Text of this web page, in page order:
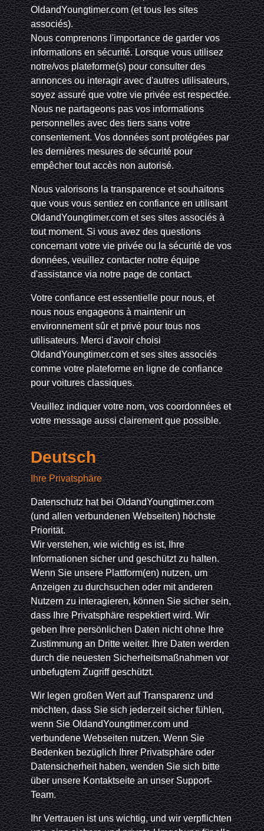
OldandYoungtimer.com (et tous les sites
associés).
Nous comprenons l'importance de garder vos
informations en sécurité. Lorsque vous utilisez
notre/vos plateforme(s) pour consulter des
annonces ou interagir avec d'autres utilisateurs,
soyez assuré que votre vie privée est respectée.
Nous ne partageons pas vos informations
personnelles avec des tiers sans votre
consentement. Vos données sont protégées par
les dernières mesures de sécurité pour
empêcher tout accès non autorisé.
Nous valorisons la transparence et souhaitons
que vous vous sentiez en confiance en utilisant
OldandYoungtimer.com et ses sites associés à
tout moment. Si vous avez des questions
concernant votre vie privée ou la sécurité de vos
données, veuillez contacter notre équipe
d'assistance via notre page de contact.
Votre confiance est essentielle pour nous, et
nous nous engageons à maintenir un
environnement sûr et privé pour tous nos
utilisateurs. Merci d'avoir choisi
OldandYoungtimer.com et ses sites associés
comme votre plateforme en ligne de confiance
pour voitures classiques.
Veuillez indiquer votre nom, vos coordonnées et
votre message aussi clairement que possible.
Deutsch
Ihre Privatsphäre
Datenschutz hat bei OldandYoungtimer.com
(und allen verbundenen Webseiten) höchste
Priorität.
Wir verstehen, wie wichtig es ist, Ihre
Informationen sicher und geschützt zu halten.
Wenn Sie unsere Plattform(en) nutzen, um
Anzeigen zu durchsuchen oder mit anderen
Nutzern zu interagieren, können Sie sicher sein,
dass Ihre Privatsphäre respektiert wird. Wir
geben Ihre persönlichen Daten nicht ohne Ihre
Zustimmung an Dritte weiter. Ihre Daten werden
durch die neuesten Sicherheitsmaßnahmen vor
unbefugtem Zugriff geschützt.
Wir legen großen Wert auf Transparenz und
möchten, dass Sie sich jederzeit sicher fühlen,
wenn Sie OldandYoungtimer.com und
verbundene Webseiten nutzen. Wenn Sie
Bedenken bezüglich Ihrer Privatsphäre oder
Datensicherheit haben, wenden Sie sich bitte
über unsere Kontaktseite an unser Support-
Team.
Ihr Vertrauen ist uns wichtig, und wir verpflichten